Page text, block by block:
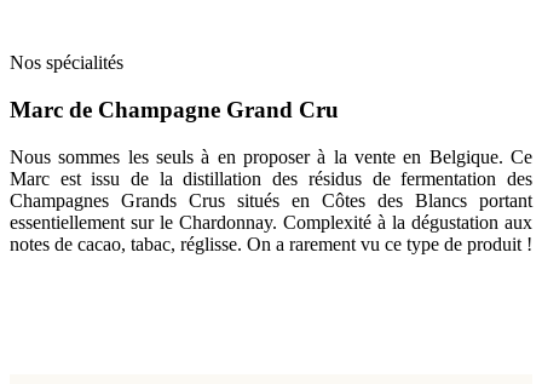
Nos spécialités
Marc de Champagne Grand Cru
Nous sommes les seuls à en proposer à la vente en Belgique. Ce
Marc est issu de la distillation des résidus de fermentation des
Champagnes Grands Crus situés en Côtes des Blancs portant
essentiellement sur le Chardonnay. Complexité à la dégustation aux
notes de cacao, tabac, réglisse. On a rarement vu ce type de produit !